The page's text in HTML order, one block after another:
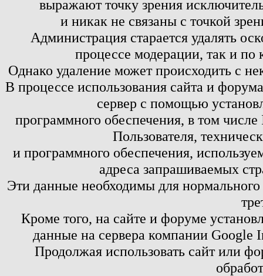
выражают точку зрения
и никак не связаны с точкой
Администрация старается удалять
процессе модерации, так и по
Однако удаление может происходить с
В процессе использования сайта и
сервер с помощью
программного обеспечения, в том
Пользователя,
и программного обеспечения,
адреса запрашиваемых
Эти данные необходимы для
Кроме того, на сайте и форуме
данные на сервера компании
Продолжая использовать сайт или